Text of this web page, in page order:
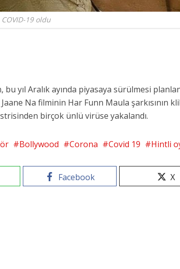
19 oldu
bu yıl Aralık ayında piyasaya sürülmesi
Na filminin Har Funn Maula şarkısının
birçok ünlü virüse yakalandı.
Bollywood Corona Covid 19 Hintli
Facebook X